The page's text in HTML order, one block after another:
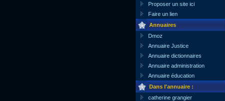
Proposer un site ici
Faire un lien
Annuaires
Dmoz
Annuaire Justice
Annuaire dictionnaires
Annuaire administration
Annuaire éducation
Dans l'annuaire :
catherine grangier